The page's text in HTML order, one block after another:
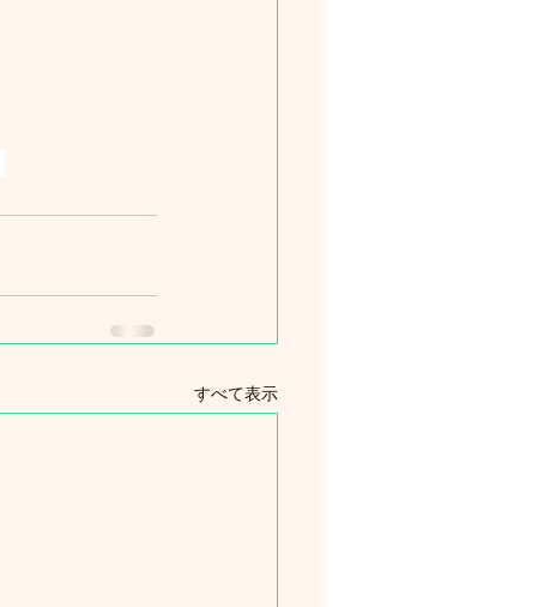
すべて表示